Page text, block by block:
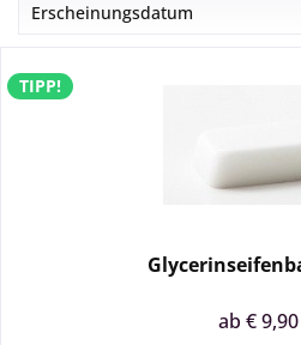
TIPP!
ab €